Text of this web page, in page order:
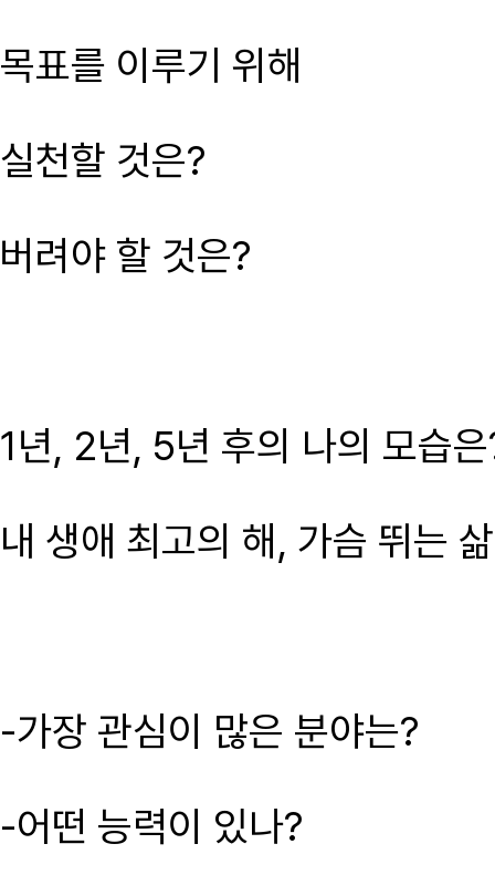
목표를 이루기 위해
실천할 것은?
버려야 할 것은?
1년, 2년, 5년 후의 나의 모습
내 생애 최고의 해, 가슴 뛰는
-가장 관심이 많은 분야는?
-어떤 능력이 있나?